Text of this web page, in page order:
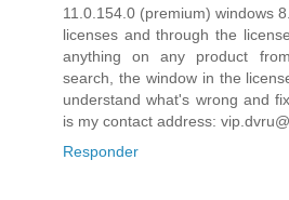
11.0.154.0 (premium) windows
licenses and through the
anything on any product
search, the window in the
understand what's wrong and
is my contact address:
Responder